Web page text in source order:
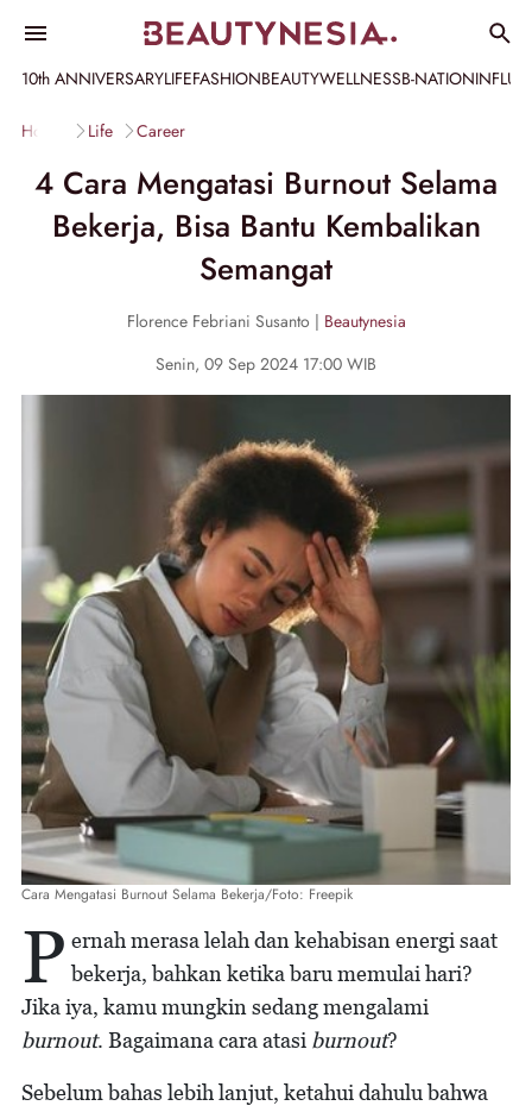
10th ANNIVERSARYLIFEFASHIONBEAUTYWELLNESSB-NATION
Home Life Career
4 Cara Mengatasi Burnout Selama
Bekerja, Bisa Bantu Kembalikan
Semangat
Florence Febriani Susanto | Beautynesia
Senin, 09 Sep 2024 17:00 WIB
Cara Mengatasi Burnout Selama Bekerja/Foto: Freepik
P ernah merasa lelah dan kehabisan energi saat
bekerja, bahkan ketika baru memulai hari?
Jika iya, kamu mungkin sedang mengalami
burnout. Bagaimana cara atasi burnout?
Sebelum bahas lebih lanjut, ketahui dahulu bahwa